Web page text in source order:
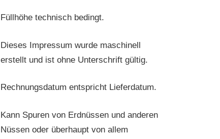
Füllhöhe technisch bedingt.
Dieses Impressum wurde maschinell
erstellt und ist ohne Unterschrift gültig.
Rechnungsdatum entspricht Lieferdatum.
Kann Spuren von Erdnüssen und anderen
Nüssen oder überhaupt von allem